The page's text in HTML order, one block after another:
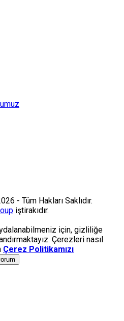
- Tüm Hakları Saklıdır.
iştirakıdır.
için, gizliliğe
Çerezleri nasıl
Çerez Politikamızı